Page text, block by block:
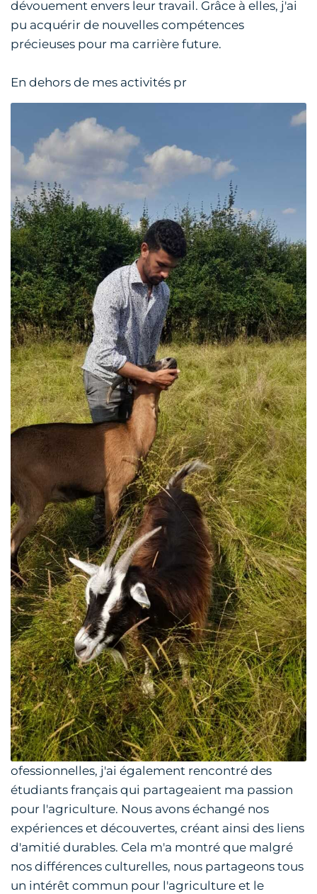
dévouement envers leur travail. Grâce à elles, j'ai
pu acquérir de nouvelles compétences
précieuses pour ma carrière future.
En dehors de mes activités pr
ofessionnelles, j'ai également rencontré des
étudiants français qui partageaient ma passion
pour l'agriculture. Nous avons échangé nos
expériences et découvertes, créant ainsi des liens
d'amitié durables. Cela m'a montré que malgré
nos différences culturelles, nous partageons tous
un intérêt commun pour l'agriculture et le